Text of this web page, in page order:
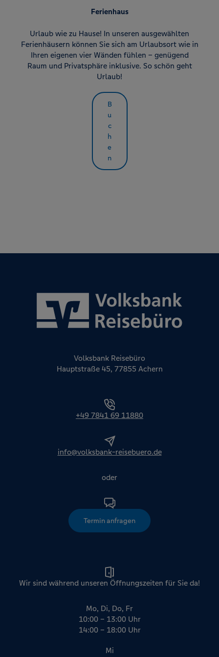
Name Anbieter Zweck
Google
Der Google Tag Manager von Google setzt ein
cookieloses Tracking ein.
Ferienhaus
Urlaub wie zu Hause! In unseren ausgewählten
Ferienhäusern können Sie sich am Urlaubsort wie in
Ihren eigenen vier Wänden fühlen – genügend
Raum und Privatsphäre inklusive. So schön geht
Urlaub!
B
u
c
h
e
n
Volksbank Reisebüro
Hauptstraße 45, 77855 Achern
+49 7841 69 11880
info@volksbank-reisebuero.de
oder
Termin anfragen
Wir sind während unseren Öffnungszeiten für Sie da!
Mo, Di, Do, Fr
10:00 – 13:00 Uhr
14:00 – 18:00 Uhr
Mi